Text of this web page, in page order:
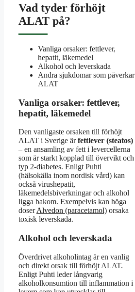
Vad tyder förhöjt
ALAT på?
Vanliga orsaker: fettlever,
hepatit, läkemedel
Alkohol och leverskada
Andra sjukdomar som påverkar
ALAT
Vanliga orsaker: fettlever,
hepatit, läkemedel
Den vanligaste orsaken till förhöjt
ALAT i Sverige ärfettlever (steatos)
– en ansamling av fett i levercellerna
som är starkt kopplad till övervikt och
typ 2-diabetes. Enligt Puhti
(hälsokälla inom nordisk vård) kan
också virushepatit,
läkemedelsbiverkningar och alkohol
ligga bakom. Exempelvis kan höga
doserAlvedon (paracetamol) orsaka
toxisk leverskada.
Alkohol och leverskada
Överdrivet alkoholintag är en vanlig
och direkt orsak till förhöjt ALAT.
Enligt Puhti leder långvarig
alkoholkonsumtion till inflammation i